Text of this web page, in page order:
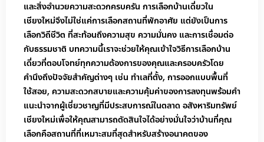
และสิ่งอำนวยความสะดวกครบครัน การเลือกบ้านเดี่ยวใน
เชียงใหม่จึงไม่ใช่แค่การเลือกสถานที่พักอาศัย แต่ยังเป็นการ
เลือกวิถีชีวิต ที่สะท้อนถึงความสุข ความมั่นคง และการเชื่อมต่อ
กับธรรมชาติ บทความนี้เราจะช่วยให้คุณเข้าใจวิธีการเลือกบ้าน
เดี่ยวที่ตอบโจทย์ทุกความต้องการของคุณและครอบครัวโดย
คำนึงถึงปัจจัยสำคัญต่างๆ เช่น ทำเลที่ตั้ง, การออกแบบพื้นที่
ใช้สอย, ความสะดวกสบายและความคุ้มค่าของการลงทุนพร้อมคำ
แนะนำจากผู้เชี่ยวชาญที่มีประสบการณ์ในตลาด อสังหาริมทรัพย์
เชียงใหม่เพื่อให้คุณสามารถตัดสินใจได้อย่างมั่นใจว่าบ้านที่คุณ
เลือกคือสถานที่ที่เหมาะสมที่สุดสำหรับสร้างอนาคตของ